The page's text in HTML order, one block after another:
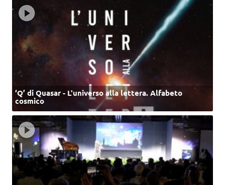
‘Q’ di Quasar - L'universo alla lettera. Alfabeto
cosmico